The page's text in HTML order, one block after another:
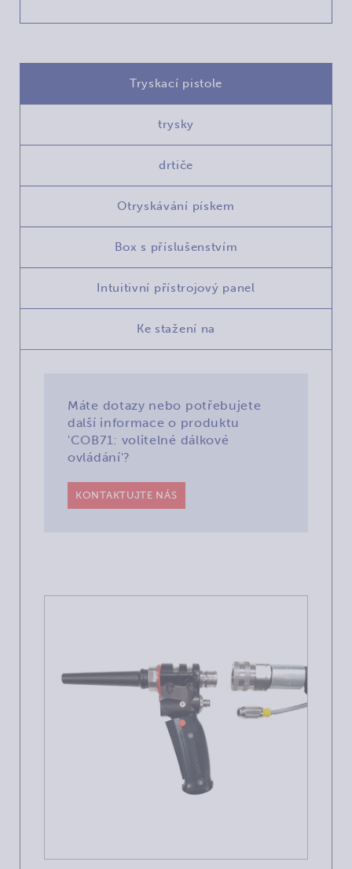
Tryskací pistole
trysky
drtiče
Otryskávání pískem
Box s příslušenstvím
Intuitivní přístrojový panel
Ke stažení na
Máte dotazy nebo potřebujete
další informace o produktu
'COB71: volitelné dálkové
ovládání'?
KONTAKTUJTE NÁS